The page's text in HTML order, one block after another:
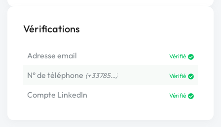
Vérifications
Adresse email Vérifié
N° de téléphone (+33785…) Vérifié
Compte LinkedIn Vérifié